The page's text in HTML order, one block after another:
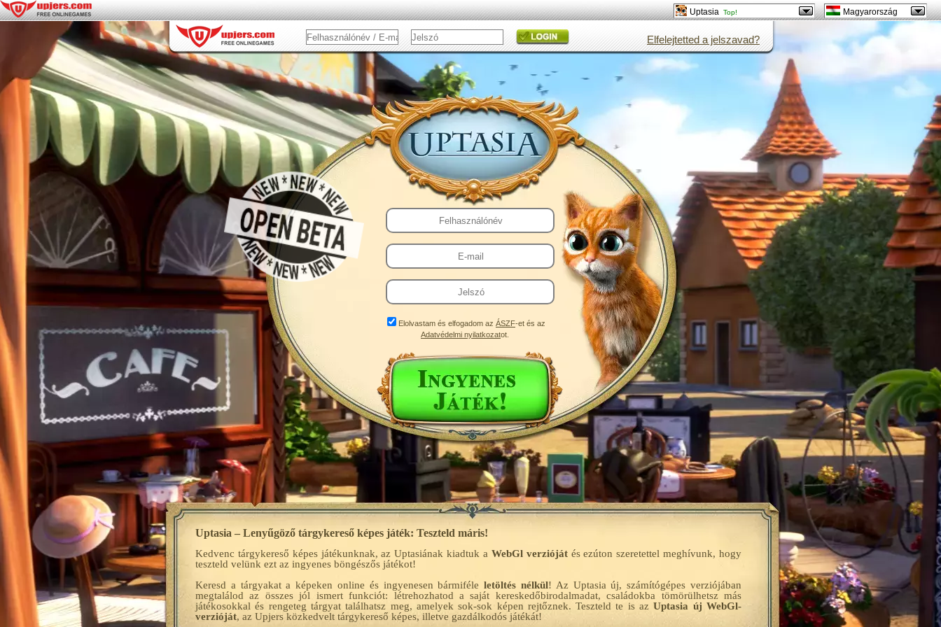
Uptasia Top! Magyarország
Elfelejtetted a jelszavad?
Elolvastam és elfogadom az ÁSZF-et és az
Adatvédelmi nyilatkozatot.
Uptasia – Lenyűgöző tárgykereső képes játék: Teszteld máris!
Kedvenc tárgykereső képes játékunknak, az Uptasiának kiadtuk a WebGl verziójátés ezúton szeretettel meghívunk, hogy
teszteld velünk ezt az ingyenes böngészős játékot!
Keresd a tárgyakat a képeken online és ingyenesen bármiféleletöltés nélkül! Az Uptasia új, számítógépes verziójában
megtalálod az összes jól ismert funkciót: létrehozhatod a saját kereskedőbirodalmadat, családokba tömörülhetsz más
játékosokkal és rengeteg tárgyat találhatsz meg, amelyek sok-sok képen rejtőznek. Teszteld te is azUptasia új WebGl-
verzióját, az Upjers közkedvelt tárgykereső képes, illetve gazdálkodós játékát!